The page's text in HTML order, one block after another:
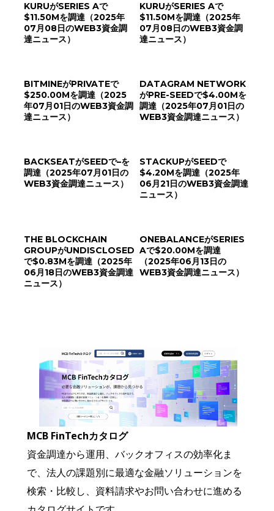
KURUがSERIES Aで
$11.50Mを調達（2025年
07月08日のWEB3資金調
達ニュース）
KURUがSERIES Aで
$11.50Mを調達（2025年
07月08日のWEB3資金調
達ニュース）
BITMINEがPRIVATEで
$250.00Mを調達（2025
年07月01日のWEB3資金調
達ニュース）
DATAGRAM NETWORK
がPRE-SEEDで$4.00Mを
調達（2025年07月01日の
WEB3資金調達ニュース）
BACKSEATがSEEDで–を
調達（2025年07月01日の
WEB3資金調達ニュース）
STACKUPがSEEDで
$4.20Mを調達（2025年
06月21日のWEB3資金調達
ニュース）
THE BLOCKCHAIN
GROUPがUNDISCLOSED
で$0.83Mを調達（2025年
06月18日のWEB3資金調達
ニュース）
ONEBALANCEがSERIES
Aで$20.00Mを調達
（2025年06月13日の
WEB3資金調達ニュース）
MCB FinTechカタログ
資金調達から運用、バックオフィスの効率化ま
で、法人の課題別に最適な金融ソリューションを
検索・比較し、資料請求やお問い合わせに進める